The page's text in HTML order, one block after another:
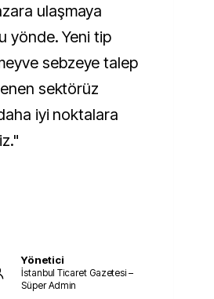
ulaşmaya
yönde. Yeni tip
sebzeye talep
sektörüz
iyi noktalara
Yönetici
İstanbul Ticaret Gazetesi –
Süper Admin